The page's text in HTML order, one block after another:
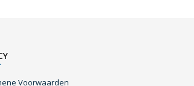
Voorwaarden